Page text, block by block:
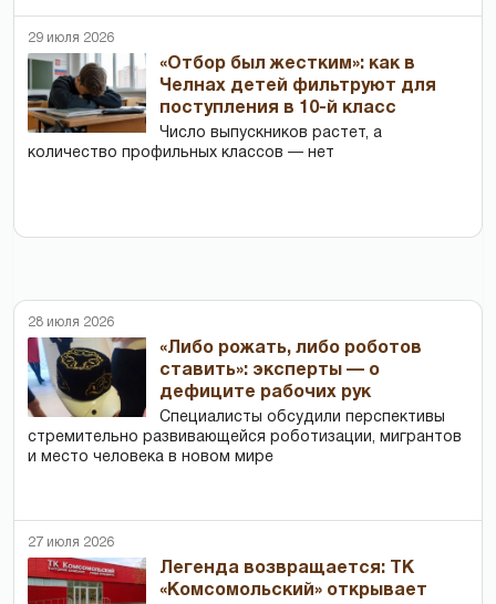
29 июля 2026
«Отбор был жестким»: как в
Челнах детей фильтруют для
поступления в 10-й класс
Число выпускников растет, а
количество профильных классов — нет
28 июля 2026
«Либо рожать, либо роботов
ставить»: эксперты — о
дефиците рабочих рук
Специалисты обсудили перспективы
стремительно развивающейся роботизации, мигрантов
и место человека в новом мире
27 июля 2026
Легенда возвращается: ТК
«Комсомольский» открывает